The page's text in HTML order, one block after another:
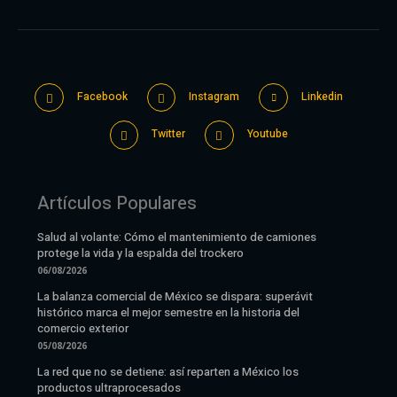
Facebook Instagram Linkedin
Twitter Youtube
Artículos Populares
Salud al volante: Cómo el mantenimiento de camiones
protege la vida y la espalda del trockero
06/08/2026
La balanza comercial de México se dispara: superávit
histórico marca el mejor semestre en la historia del
comercio exterior
05/08/2026
La red que no se detiene: así reparten a México los
productos ultraprocesados